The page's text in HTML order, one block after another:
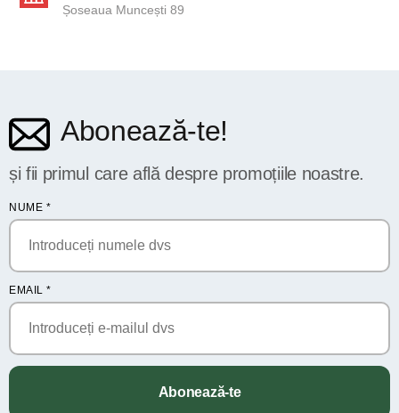
Șoseaua Muncești 89
Abonează-te!
și fii primul care află despre promoțiile noastre.
NUME *
EMAIL *
Abonează-te